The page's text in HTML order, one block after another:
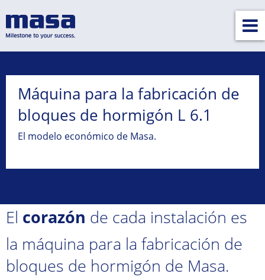
Máquina para la fabricación de
bloques de hormigón L 6.1
El modelo económico de Masa.
El corazón de cada instalación es
la máquina para la fabricación de
bloques de hormigón de Masa.